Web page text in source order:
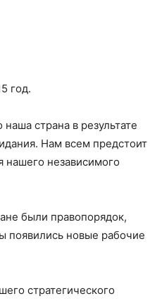
год.
страна в результате
Нам всем предстоит
нашего независимого
были правопорядок,
появились новые рабочие
стратегического